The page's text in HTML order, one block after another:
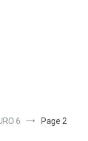
en
en Drôme
6 Page 2